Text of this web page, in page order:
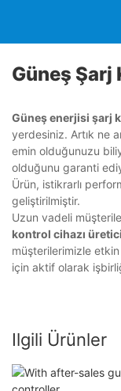
Güneş Şarj
Güneş enerjisi şarj
yerdesiniz. Artık ne
emin olduğunuzu
olduğunu garanti
Ürün, istikrarlı
geliştirilmiştir.
Uzun vadeli
kontrol cihazı
müşterilerimizle
için aktif olarak
Ilgili Ürünler